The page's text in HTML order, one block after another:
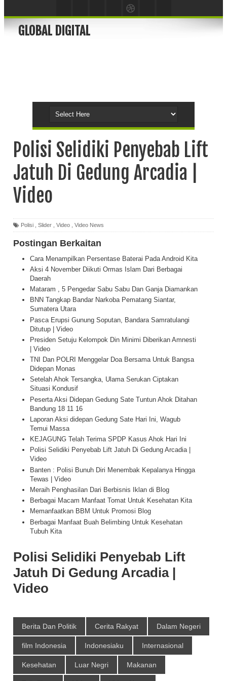
GLOBAL DIGITAL
Polisi Selidiki Penyebab Lift
Jatuh Di Gedung Arcadia |
Video
Polisi Slider Video Video News
Postingan Berkaitan
Cara Menampilkan Persentase Baterai Pada Android Kita
Aksi 4 November Diikuti Ormas Islam Dari Berbagai
Daerah
Mataram , 5 Pengedar Sabu Sabu Dan Ganja Diamankan
BNN Tangkap Bandar Narkoba Pematang Siantar,
Sumatera Utara
Pasca Erupsi Gunung Soputan, Bandara Samratulangi
Ditutup | Video
Presiden Setuju Kelompok Din Minimi Diberikan Amnesti
| Video
TNI Dan POLRI Menggelar Doa Bersama Untuk Bangsa
Didepan Monas
Setelah Ahok Tersangka, Ulama Serukan Ciptakan
Situasi Kondusif
Peserta Aksi Didepan Gedung Sate Tuntun Ahok Ditahan
Bandung 18 11 16
Laporan Aksi didepan Gedung Sate Hari Ini, Wagub
Temui Massa
KEJAGUNG Telah Terima SPDP Kasus Ahok Hari Ini
Polisi Selidiki Penyebab Lift Jatuh Di Gedung Arcadia |
Video
Banten : Polisi Bunuh Diri Menembak Kepalanya Hingga
Tewas | Video
Meraih Penghasilan Dari Berbisnis Iklan di Blog
Berbagai Macam Manfaat Tomat Untuk Kesehatan Kita
Memanfaatkan BBM Untuk Promosi Blog
Berbagai Manfaat Buah Belimbing Untuk Kesehatan
Tubuh Kita
Polisi Selidiki Penyebab Lift
Jatuh Di Gedung Arcadia |
Video
Berita Dan Politik Cerita Rakyat Dalam Negeri
film Indonesia Indonesiaku Internasional
Kesehatan Luar Negri Makanan